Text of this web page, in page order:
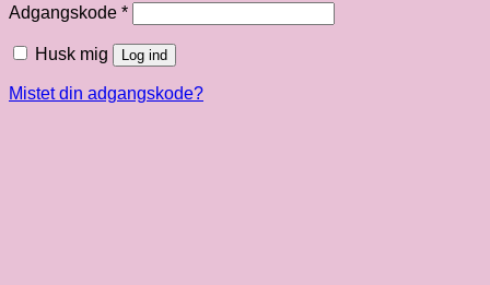
Adgangskode *Påkrævet
Husk mig Log ind
Mistet din adgangskode?